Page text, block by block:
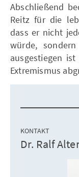
Abschließend
Reitz für die
dass er nicht
würde,
ausgestiegen
Extremismus
KONTAKT
Dr. Ralf